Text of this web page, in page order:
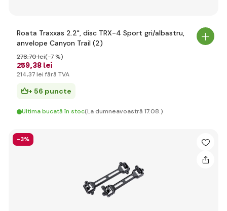
Roata Traxxas 2.2", disc TRX-4 Sport gri/albastru,
anvelope Canyon Trail (2)
259,38 lei
278,70 lei(-7 %)
214,37 lei fără TVA
+ 56 puncte
Ultima bucată în stoc(La dumneavoastră 17.08.)
-3%